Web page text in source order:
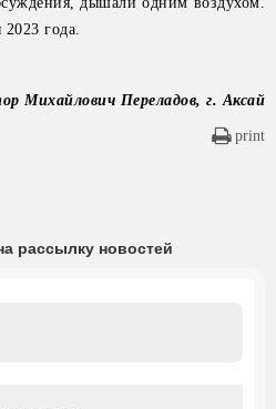
года.
Михайлович Переладов, г. Аксай
print
рассылку новостей